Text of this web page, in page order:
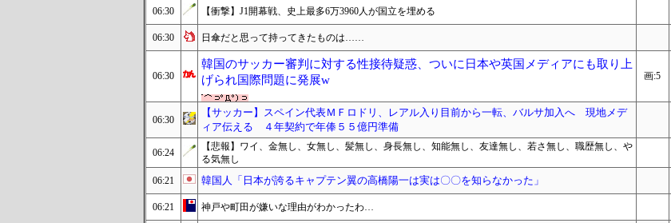
06:30 【衝撃】J1開幕戦、史上最多6万3960人が国立を埋める
06:30 日傘だと思って持ってきたものは……
06:30
韓国のサッカー審判に対する性接待疑惑、ついに日本や英国メディアにも取り上
げられ国際問題に発展w
画:5
06:30
【サッカー】スペイン代表ＭＦロドリ、レアル入り目前から一転、バルサ加入へ 現地メデ
ィア伝える ４年契約で年俸５５億円準備
06:24
【悲報】ワイ、金無し、女無し、髪無し、身長無し、知能無し、友達無し、若さ無し、職歴無し、や
る気無し
06:21 韓国人「日本が誇るキャプテン翼の高橋陽一は実は〇〇を知らなかった」
06:21 神戸や町田が嫌いな理由がわかったわ…